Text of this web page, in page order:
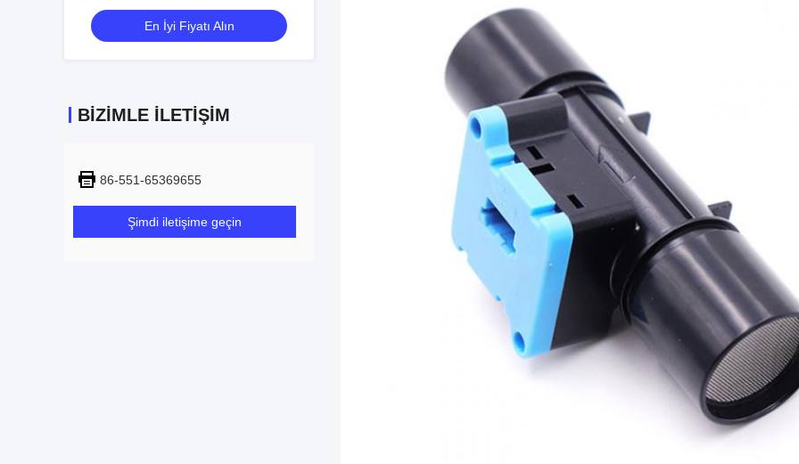
Ölçer
En İyi Fiyatı Alın
BIZIMLE İLETIŞIM
86-551-65369655
Şimdi iletişime geçin